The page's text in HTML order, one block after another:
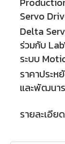
Servo
Delta
ร่วมกับ
ระบบ
ราคาประห
และพัฒนา
รายละเอีย